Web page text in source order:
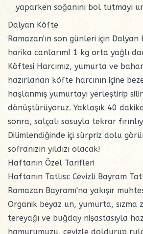
yaparken soğanını bol tutmayı
Dalyan Köfte
Ramazan'ın son günleri için
harika canlarım! 1 kg orta yağlı
Köftesi Harcımız, yumurta ve
hazırlanan köfte harcının içine
haşlanmış yumurtayı yerleştirip
dönüştürüyoruz. Yaklaşık 40
sonra, salçalı sosuyla tekrar
Dilimlendiğinde içi sürpriz dolu
sofranızın yıldızı olacak!
Haftanın Özel Tarifleri
Haftanın Tatlısı: Cevizli Bayram
Ramazan Bayramı'na yakışır
Organik beyaz un, yumurta, sızma
tereyağı ve buğday nişastasıyla
hamurumuzu, cevizle doldurup